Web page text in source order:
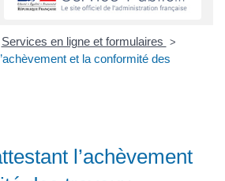
Services en ligne et formulaires >
et la conformité des
l’achèvement